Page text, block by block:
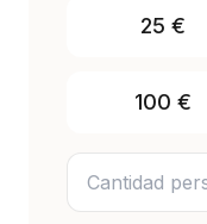
25 €
100 €